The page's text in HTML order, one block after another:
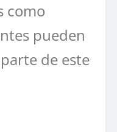
como
pueden
de este